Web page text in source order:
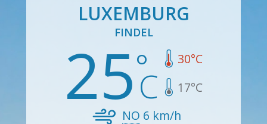
LUXEMBURG
FINDEL
25 30°C
17°C
NO 6 km/h